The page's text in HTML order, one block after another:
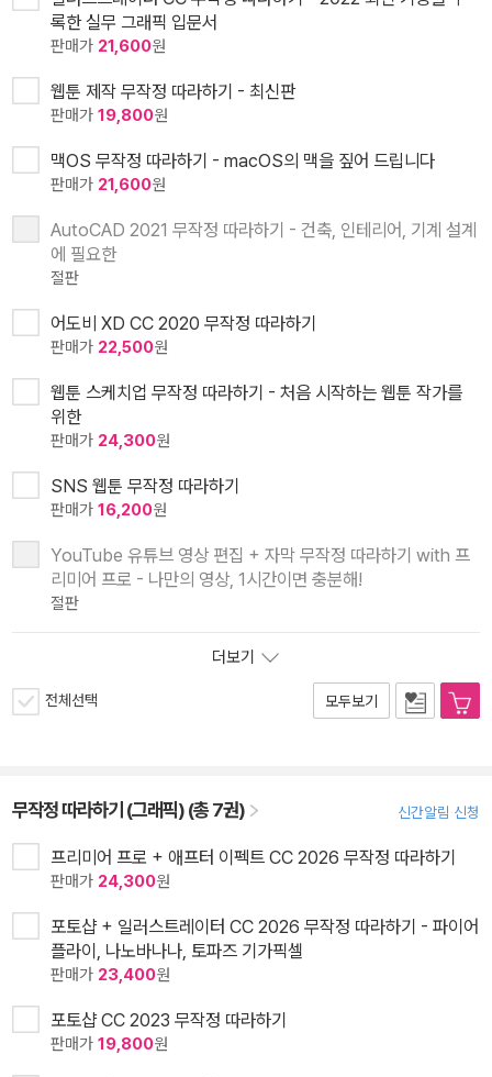
록한 실무 그래픽 입문서
판매가 21,600원
웹툰 제작 무작정 따라하기 - 최신판
판매가 19,800원
맥OS 무작정 따라하기 - macOS의 맥을 짚어 드립니다
판매가 21,600원
AutoCAD 2021 무작정 따라하기 - 건축, 인테리어, 기계 설계
에 필요한
절판
어도비 XD CC 2020 무작정 따라하기
판매가 22,500원
웹툰 스케치업 무작정 따라하기 - 처음 시작하는 웹툰 작가를
위한
판매가 24,300원
SNS 웹툰 무작정 따라하기
판매가 16,200원
YouTube 유튜브 영상 편집 + 자막 무작정 따라하기 with 프
리미어 프로 - 나만의 영상, 1시간이면 충분해!
절판
더보기
전체선택 모두보기
무작정 따라하기 (그래픽) (총 7권) 신간알림 신청
프리미어 프로 + 애프터 이펙트 CC 2026 무작정 따라하기
판매가 24,300원
포토샵 + 일러스트레이터 CC 2026 무작정 따라하기 - 파이어
플라이, 나노바나나, 토파즈 기가픽셀
판매가 23,400원
포토샵 CC 2023 무작정 따라하기
판매가 19,800원